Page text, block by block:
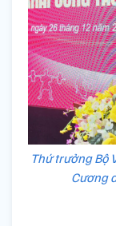
Thứ trưởng Bộ
Cương